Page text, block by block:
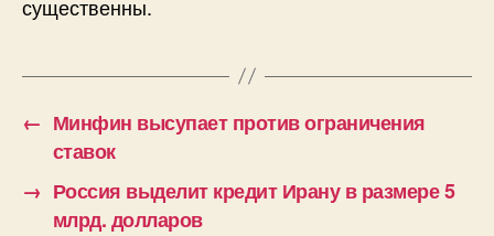
существенны.
← Минфин высупает против ограничения
ставок
→ Россия выделит кредит Ирану в размере 5
млрд. долларов